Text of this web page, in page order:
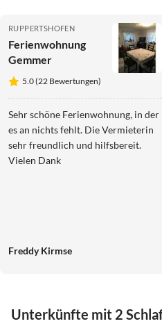
RUPPERTSHOFEN
Ferienwohnung
Gemmer
5.0 (22 Bewertungen)
Sehr schöne Ferienwohnung, in der
es an nichts fehlt. Die Vermieterin
sehr freundlich und hilfsbereit.
Vielen Dank
Freddy Kirmse
Unterkünfte mit 2